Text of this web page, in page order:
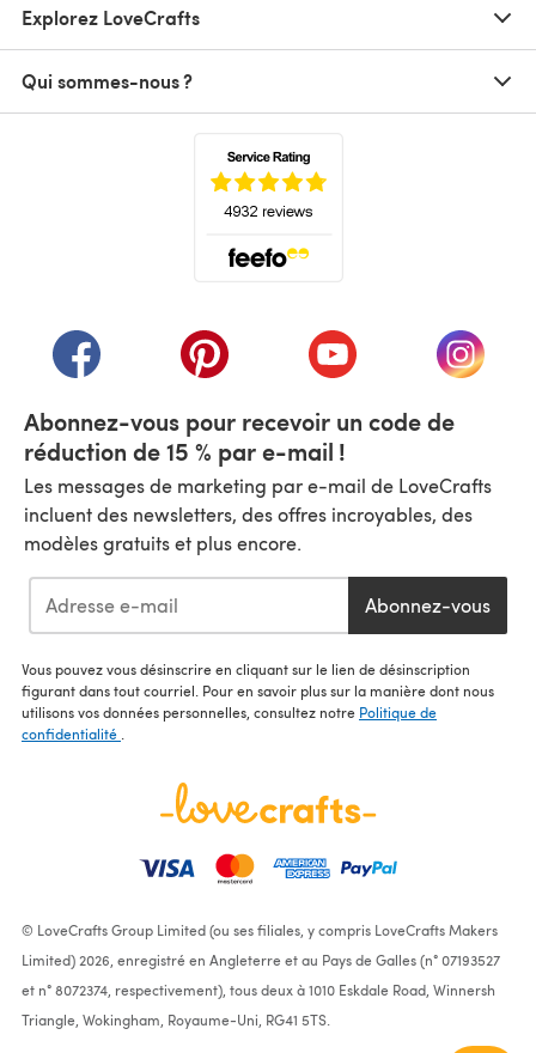
Explorez LoveCrafts
Qui sommes-nous ?
(s'ouvre dans un nouvel onglet)
(s'ouvre dans un nouvel onglet)
(s'ouvre dans un(s'ouvre
Abonnez-vous pour recevoir un code de
réduction de 15 % par e-mail !
Les messages de marketing par e-mail de LoveCrafts
incluent des newsletters, des offres incroyables, des
modèles gratuits et plus encore.
Abonnez-vous
Vous pouvez vous désinscrire en cliquant sur le lien de désinscription
figurant dans tout courriel. Pour en savoir plus sur la manière dont nous
utilisons vos données personnelles, consultez notre Politique de
confidentialité
© LoveCrafts Group Limited (ou ses filiales, y compris LoveCrafts Makers
Limited) 2026, enregistré en Angleterre et au Pays de Galles (n° 07193527
et n° 8072374, respectivement), tous deux à 1010 Eskdale Road, Winnersh
Triangle, Wokingham, Royaume-Uni, RG41 5TS.